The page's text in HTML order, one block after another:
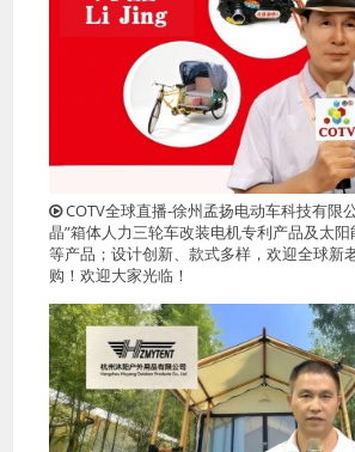
COTV全球直播-徐州孟扬电动车科技有限
晶”箱体人力三轮车改装电机专利产品及太
等产品；设计创新、款式多样，欢迎全球新
购！欢迎大家光临！